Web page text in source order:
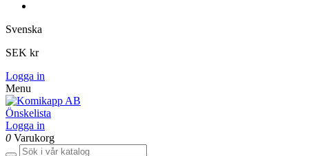
Svenska
SEK kr
Logga in
Menu
Önskelista
Logga in
0 Varukorg